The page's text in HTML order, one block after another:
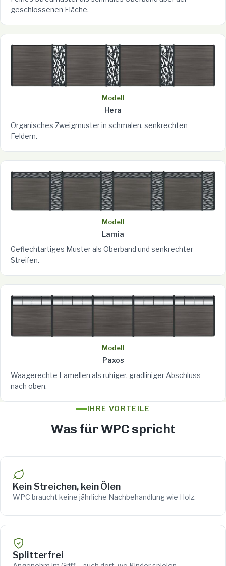
geschlossenen Fläche.
Modell
Hera
Organisches Zweigmuster in schmalen, senkrechten
Feldern.
Modell
Lamia
Geflechtartiges Muster als Oberband und senkrechter
Streifen.
Modell
Paxos
Waagerechte Lamellen als ruhiger, gradliniger Abschluss
nach oben.
IHRE VORTEILE
Was für WPC spricht
Kein Streichen, kein Ölen
WPC braucht keine jährliche Nachbehandlung wie Holz.
Splitterfrei